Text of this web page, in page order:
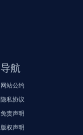
导航
网站公约
隐私协议
免责声明
版权声明